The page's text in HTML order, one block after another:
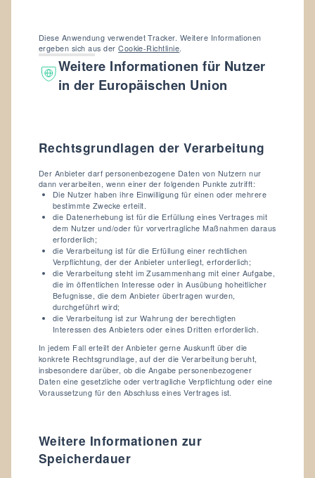
Diese Anwendung verwendet Tracker. Weitere Informationen
ergeben sich aus derCookie-Richtlinie.
Weitere Informationen für Nutzer
in der Europäischen Union
Rechtsgrundlagen der Verarbeitung
Der Anbieter darf personenbezogene Daten von Nutzern nur
dann verarbeiten, wenn einer der folgenden Punkte zutrifft:
Die Nutzer haben ihre Einwilligung für einen oder mehrere
bestimmte Zwecke erteilt.
die Datenerhebung ist für die Erfüllung eines Vertrages mit
dem Nutzer und/oder für vorvertragliche Maßnahmen daraus
erforderlich;
die Verarbeitung ist für die Erfüllung einer rechtlichen
Verpflichtung, der der Anbieter unterliegt, erforderlich;
die Verarbeitung steht im Zusammenhang mit einer Aufgabe,
die im öffentlichen Interesse oder in Ausübung hoheitlicher
Befugnisse, die dem Anbieter übertragen wurden,
durchgeführt wird;
die Verarbeitung ist zur Wahrung der berechtigten
Interessen des Anbieters oder eines Dritten erforderlich.
In jedem Fall erteilt der Anbieter gerne Auskunft über die
konkrete Rechtsgrundlage, auf der die Verarbeitung beruht,
insbesondere darüber, ob die Angabe personenbezogener
Daten eine gesetzliche oder vertragliche Verpflichtung oder eine
Voraussetzung für den Abschluss eines Vertrages ist.
Weitere Informationen zur
Speicherdauer